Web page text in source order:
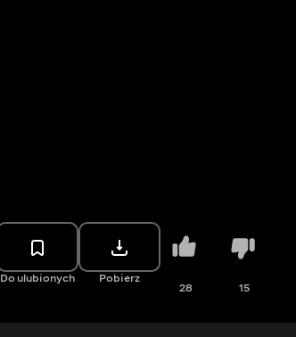
Do ulubionych Pobierz
28 15